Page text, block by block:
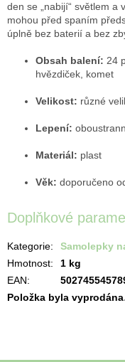
den se „nabijí“ světlem a
mohou před spaním
úplně bez baterií a bez
Obsah balení: 24
hvězdiček, komet
Velikost: různé
Lepení:
Materiál: plast
Věk: doporučeno
Doplňkové
Kategorie:
Samolepky
Hmotnost:
1 kg
EAN:
Položka byla